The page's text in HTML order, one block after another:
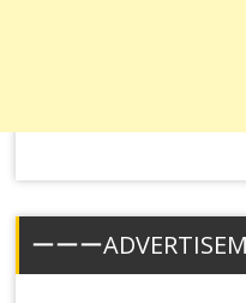
ーーー